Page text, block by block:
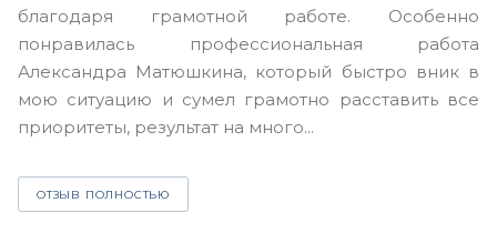
благодаря грамотной работе. Особенно
понравилась профессиональная работа
Александра Матюшкина, который быстро вник в
мою ситуацию и сумел грамотно расставить все
приоритеты, результат на много...
ОТЗЫВ ПОЛНОСТЬЮ